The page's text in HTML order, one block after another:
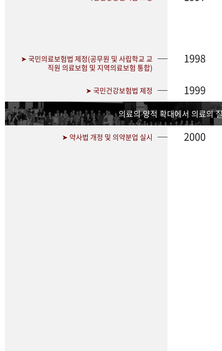
➤ 국민의료보험법 제정(공무원 및 사립학교 교
직원 의료보험 및 지역의료보험 통합)
1998
➤ 국민건강보험법 제정 1999
의료의 양적 확대에서 의료의
➤ 약사법 개정 및 의약분업 실시 2000